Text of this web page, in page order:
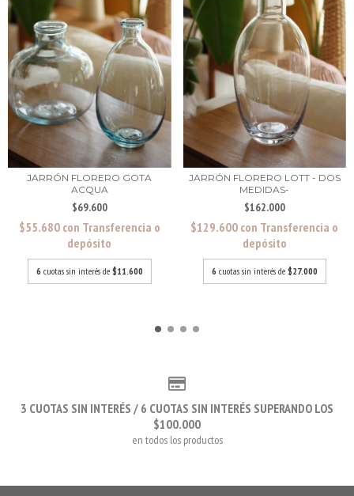
JARRÓN FLORERO GOTA
ACQUA
$69.600
$55.680 con Transferencia o
depósito
6 cuotas sin interés de $11.600
JARRÓN FLORERO LOTT - DOS
MEDIDAS-
$162.000
$129.600 con Transferencia o
depósito
6 cuotas sin interés de $27.000
3 CUOTAS SIN INTERÉS / 6 CUOTAS SIN INTERÉS SUPERANDO LOS
$100.000
en todos los productos